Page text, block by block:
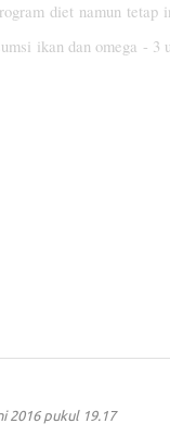
diet namun
ikan dan omega -
2016 pukul 19.17